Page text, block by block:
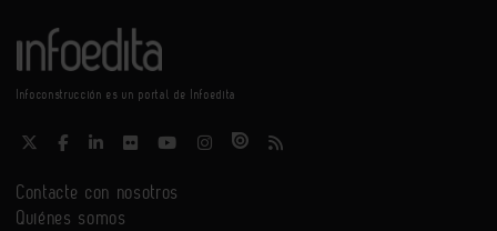
Infoconstrucción es un portal de Infoedita
Contacte con nosotros
Quiénes somos